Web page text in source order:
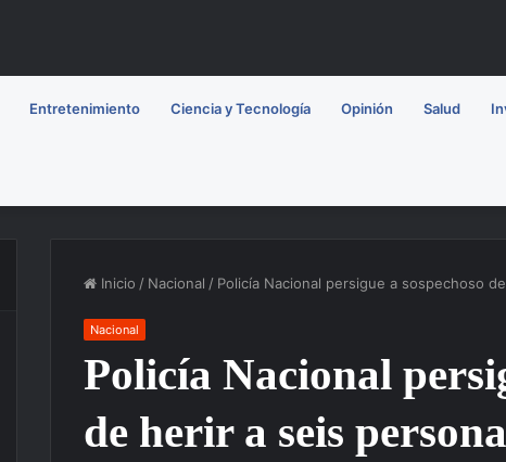
Entretenimiento Ciencia y Tecnología Opinión Salud
Inicio / Nacional / Policía Nacional persigue a sospechoso
Nacional
Policía Nacional
de herir a seis